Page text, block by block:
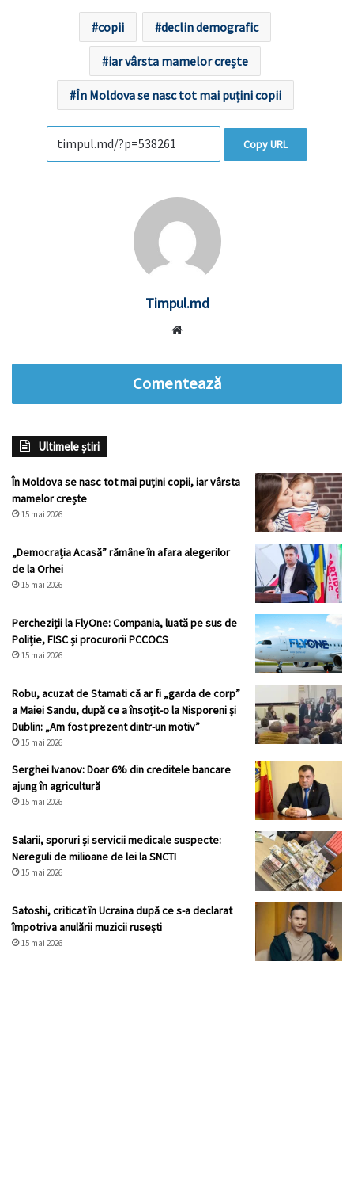
copii declin demografic
iar vârsta mamelor crește
În Moldova se nasc tot mai puțini copii
Copy URL
Timpul.md
Comentează
Ultimele știri
În Moldova se nasc tot mai puțini copii, iar vârsta
mamelor crește
15 mai 2026
„Democrația Acasă” rămâne în afara alegerilor
de la Orhei
15 mai 2026
Percheziții la FlyOne: Compania, luată pe sus de
Poliție, FISC și procurorii PCCOCS
15 mai 2026
Robu, acuzat de Stamati că ar fi „garda de corp”
a Maiei Sandu, după ce a însoțit-o la Nisporeni și
Dublin: „Am fost prezent dintr-un motiv”
15 mai 2026
Serghei Ivanov: Doar 6% din creditele bancare
ajung în agricultură
15 mai 2026
Salarii, sporuri și servicii medicale suspecte:
Nereguli de milioane de lei la SNCTI
15 mai 2026
Satoshi, criticat în Ucraina după ce s-a declarat
împotriva anulării muzicii rusești
15 mai 2026